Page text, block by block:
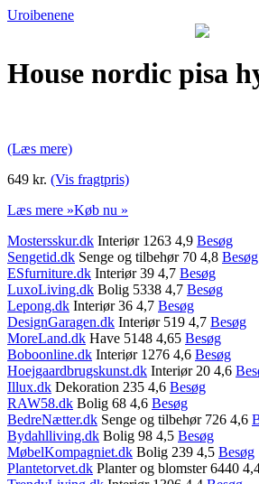
Uroibenene
House nordic pisa
(Læs mere)
649 kr. (Vis fragtpris)
Læs mere »Køb nu »
Mostersskur.dk Interiør 1263 4,9 Besøg
Sengetid.dk Senge og tilbehør 70 4,8 Besøg
ESfurniture.dk Interiør 39 4,7 Besøg
LuxoLiving.dk Bolig 5338 4,7 Besøg
Lepong.dk Interiør 36 4,7 Besøg
DesignGaragen.dk Interiør 519 4,7 Besøg
MoreLand.dk Have 5148 4,65 Besøg
Boboonline.dk Interiør 1276 4,6 Besøg
Hoejgaardbrugskunst.dk Interiør 20 4,6
Illux.dk Dekoration 235 4,6 Besøg
RAW58.dk Bolig 68 4,6 Besøg
BedreNætter.dk Senge og tilbehør 726 4,6
Bydahlliving.dk Bolig 98 4,5 Besøg
MøbelKompagniet.dk Bolig 239 4,5 Besøg
Plantetorvet.dk Planter og blomster 6440